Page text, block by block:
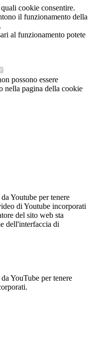
cookie consentire.
il funzionamento della
al funzionamento potete
possono essere
nella pagina della cookie
Youtube per tenere
di Youtube incorporati
del sito web sta
dell'interfaccia di
YouTube per tenere